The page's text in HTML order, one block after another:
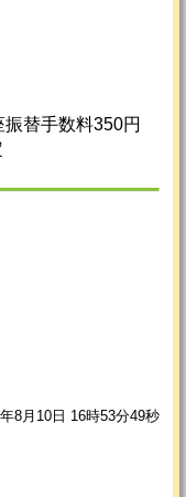
替手数料350円
8月10日 16時53分49秒